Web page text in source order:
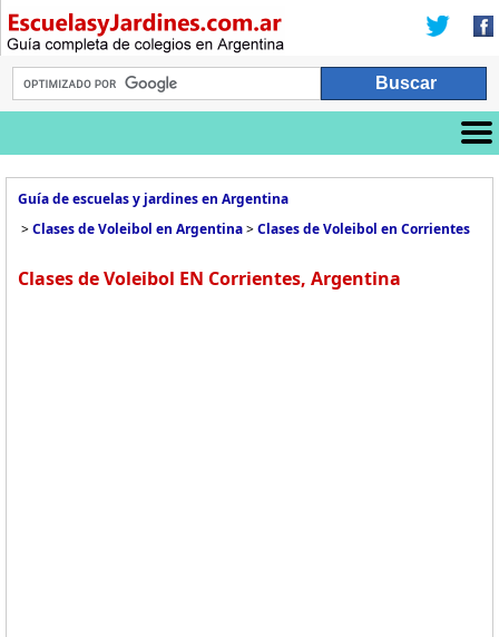
Guía de escuelas y jardines en Argentina
>Clases de Voleibol en Argentina>Clases de Voleibol en Corrientes
Clases de Voleibol EN Corrientes, Argentina